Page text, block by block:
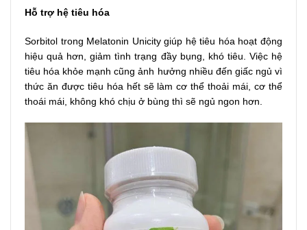
Hỗ trợ hệ tiêu hóa
Sorbitol trong Melatonin Unicity giúp hệ tiêu hóa hoạt động
hiệu quả hơn, giảm tình trạng đầy bụng, khó tiêu. Việc hệ
tiêu hóa khỏe mạnh cũng ảnh hưởng nhiều đến giấc ngủ vì
thức ăn được tiêu hóa hết sẽ làm cơ thể thoải mái, cơ thể
thoái mái, không khó chịu ở bùng thì sẽ ngủ ngon hơn.